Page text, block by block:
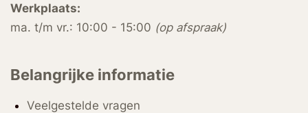
Werkplaats:
ma. t/m vr.: 10:00 - 15:00 (op afspraak)
Belangrijke informatie
Veelgestelde vragen